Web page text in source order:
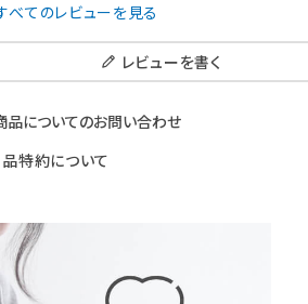
べてのレビューを見る
レビューを書く
品についてのお問い合わせ
特約について